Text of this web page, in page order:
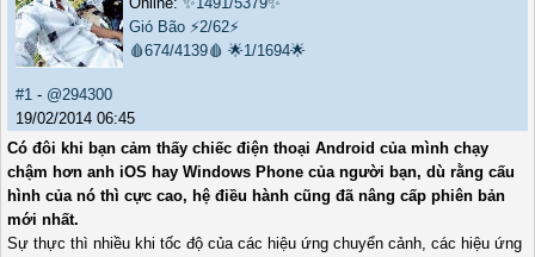
Gió Bão ⚡2/62⚡
🩸674/4139🩸 🌟1/1694🌟
#1 - @294300
19/02/2014 06:45
Có đôi khi bạn cảm thấy chiếc điện thoại Android của mình chạy
chậm hơn anh iOS hay Windows Phone của người bạn, dù rằng cấu
hình của nó thì cực cao, hệ điều hành cũng đã nâng cấp phiên bản
mới nhất.
Sự thực thì nhiều khi tốc độ của các hiệu ứng chuyển cảnh, các hiệu ứng